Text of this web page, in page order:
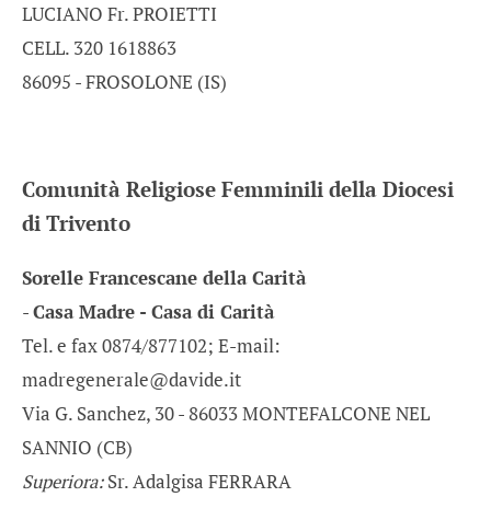
LUCIANO Fr. PROIETTI
CELL. 320 1618863
86095 - FROSOLONE (IS)
Comunità Religiose Femminili della Diocesi
di Trivento
Sorelle Francescane della Carità
-Casa Madre - Casa di Carità
Tel. e fax 0874/877102; E-mail:
madregenerale@davide.it
Via G. Sanchez, 30 - 86033 MONTEFALCONE NEL
SANNIO (CB)
Superiora:Sr. Adalgisa FERRARA